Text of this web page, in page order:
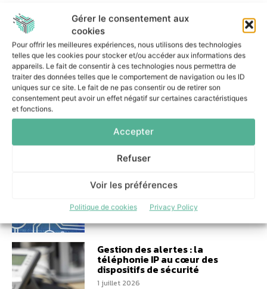
Gérer le consentement aux
cookies
Pour offrir les meilleures expériences, nous utilisons des technologies
telles que les cookies pour stocker et/ou accéder aux informations des
appareils. Le fait de consentir à ces technologies nous permettra de
traiter des données telles que le comportement de navigation ou les ID
uniques sur ce site. Le fait de ne pas consentir ou de retirer son
consentement peut avoir un effet négatif sur certaines caractéristiques
et fonctions.
Accepter
Refuser
Voir les préférences
Politique de cookies Privacy Policy
Réussir un projet d’IA
agentique : les trois décisions
essentielles
7 juillet 2026
Comment les banques
peuvent-elles encadrer le
Shadow AI ?
6 juillet 2026
Gestion des alertes : la
téléphonie IP au cœur des
dispositifs de sécurité
1 juillet 2026